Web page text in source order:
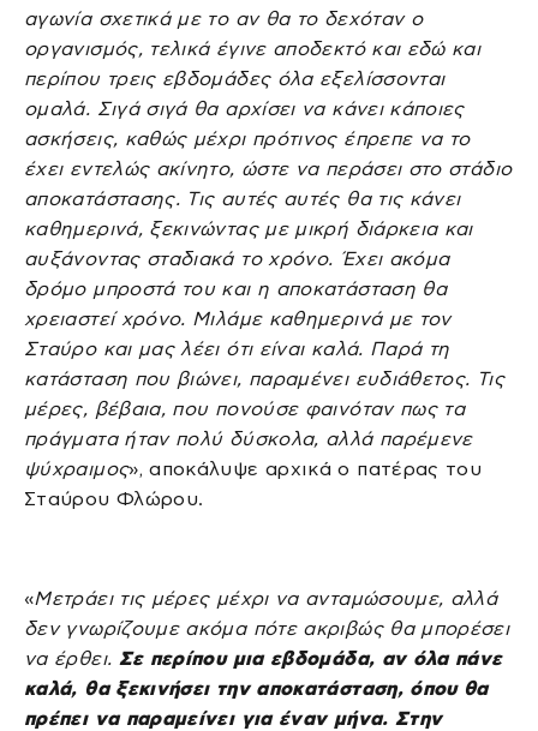
αγωνία σχετικά με το αν θα το δεχόταν ο
οργανισμός, τελικά έγινε αποδεκτό και εδώ και
περίπου τρεις εβδομάδες όλα εξελίσσονται
ομαλά. Σιγά σιγά θα αρχίσει να κάνει κάποιες
ασκήσεις, καθώς μέχρι πρότινος έπρεπε να το
έχει εντελώς ακίνητο, ώστε να περάσει στο στάδιο
αποκατάστασης. Τις αυτές αυτές θα τις κάνει
καθημερινά, ξεκινώντας με μικρή διάρκεια και
αυξάνοντας σταδιακά το χρόνο. Έχει ακόμα
δρόμο μπροστά του και η αποκατάσταση θα
χρειαστεί χρόνο. Μιλάμε καθημερινά με τον
Σταύρο και μας λέει ότι είναι καλά. Παρά τη
κατάσταση που βιώνει, παραμένει ευδιάθετος. Τις
μέρες, βέβαια, που πονούσε φαινόταν πως τα
πράγματα ήταν πολύ δύσκολα, αλλά παρέμενε
ψύχραιμος», αποκάλυψε αρχικά ο πατέρας του
Σταύρου Φλώρου.
«Μετράει τις μέρες μέχρι να ανταμώσουμε, αλλά
δεν γνωρίζουμε ακόμα πότε ακριβώς θα μπορέσει
να έρθει. Σε περίπου μια εβδομάδα, αν όλα πάνε
καλά, θα ξεκινήσει την αποκατάσταση, όπου θα
πρέπει να παραμείνει για έναν μήνα. Στην